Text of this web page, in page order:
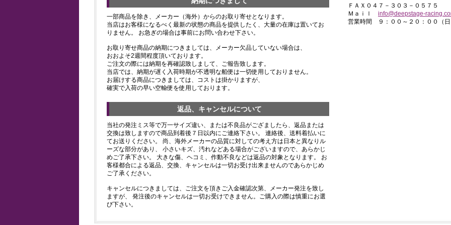
一部商品を除き、メーカー（海外）からのお取り寄せとなります。
当店はお客様になるべく最新の状態の商品を提供したく、大量の在庫は置いてお
りません。 お急ぎの場合は事前にお問い合わせ下さい。
お取り寄せ商品の納期につきましては、メーカー欠品していない場合は、
おおよそ2週間程度頂いております。
ご注文の際には納期を再確認致しまして、ご報告致します。
当店では、納期が遅く入荷時期が不透明な船便は一切使用しておりません。
お届けする商品につきましては、コストは掛かりますが、
確実で入荷の早い空輸便を使用しております。
返品、キャンセルについて
当社の発注ミス等で万一サイズ違い、または不良品がござましたら、返品または
交換は致しますので商品到着後７日以内にご連絡下さい。 連絡後、送料着払いに
てお送りください。 尚、海外メーカーの品質に対しての考え方は日本と異なりル
ーズな部分があり、 小さいキズ、汚れなどある場合がございますので、あらかじ
めご了承下さい。 大きな傷、ヘコミ、作動不良などは返品の対象となります。 お
客様都合による返品、交換、キャンセルは一切お受け出来ませんのであらかじめ
ご了承ください。
キャンセルにつきましては、ご注文を頂きご入金確認次第、メーカー発注を致し
ますが、 発注後のキャンセルは一切お受けできません。ご購入の際は慎重にお選
び下さい。
ＦＡＸ０４７－３０３－０５７５
Ｍａｉｌ info@deepstage-
営業時間 ９：００～２０：００（日